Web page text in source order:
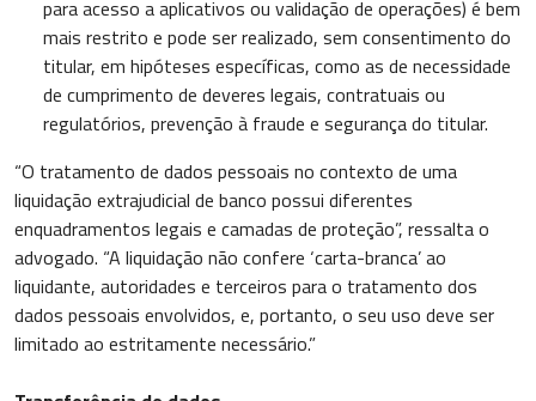
para acesso a aplicativos ou validação de operações) é bem
mais restrito e pode ser realizado, sem consentimento do
titular, em hipóteses específicas, como as de necessidade
de cumprimento de deveres legais, contratuais ou
regulatórios, prevenção à fraude e segurança do titular.
“O tratamento de dados pessoais no contexto de uma
liquidação extrajudicial de banco possui diferentes
enquadramentos legais e camadas de proteção”, ressalta o
advogado. “A liquidação não confere ‘carta-branca’ ao
liquidante, autoridades e terceiros para o tratamento dos
dados pessoais envolvidos, e, portanto, o seu uso deve ser
limitado ao estritamente necessário.”